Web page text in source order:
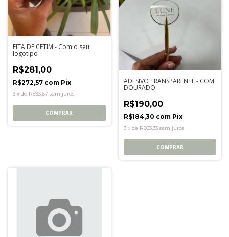
FITA DE CETIM - Com o seu
logotipo
R$281,00
R$272,57 com Pix
3 x de R$93,67 sem juros
COMPRAR
ADESIVO TRANSPARENTE - COM
DOURADO
R$190,00
R$184,30 com Pix
3 x de R$63,33 sem juros
COMPRAR